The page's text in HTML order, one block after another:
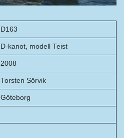
D163
D-kanot, modell Teist
2008
Torsten Sörvik
Göteborg